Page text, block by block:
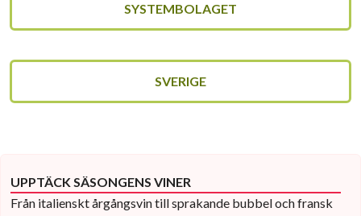
SYSTEMBOLAGET
SVERIGE
UPPTÄCK SÄSONGENS VINER
Från italienskt årgångsvin till sprakande bubbel och fransk